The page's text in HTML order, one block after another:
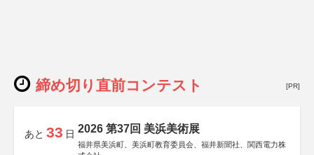
締め切り直前コンテスト [PR]
あと 33 日 2026 第37回 美浜美術展
福井県美浜町、美浜町教育委員会、福井新聞社、関西電力株